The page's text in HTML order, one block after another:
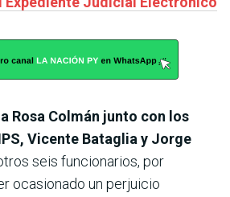
Rosa Colmán junto con los
Vicente Bataglia y Jorge
seis funcionarios, por
ocasionado un perjuicio